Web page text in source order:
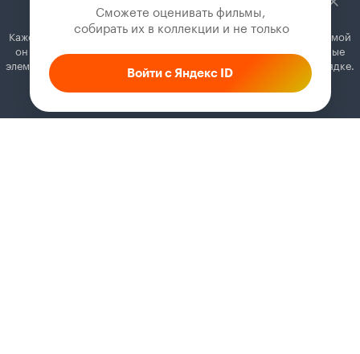
Сможете оценивать фильмы,
собирать их в коллекции и не только
Войти с Яндекс ID
Кажется, вы используете блокировщик рекламы. Вместе с рекламой
он может отключать постеры, папки с фильмами и другие важные
элементы. Добавьте Кинопоиск в исключения, и всё будет в порядке.
Как это сделать